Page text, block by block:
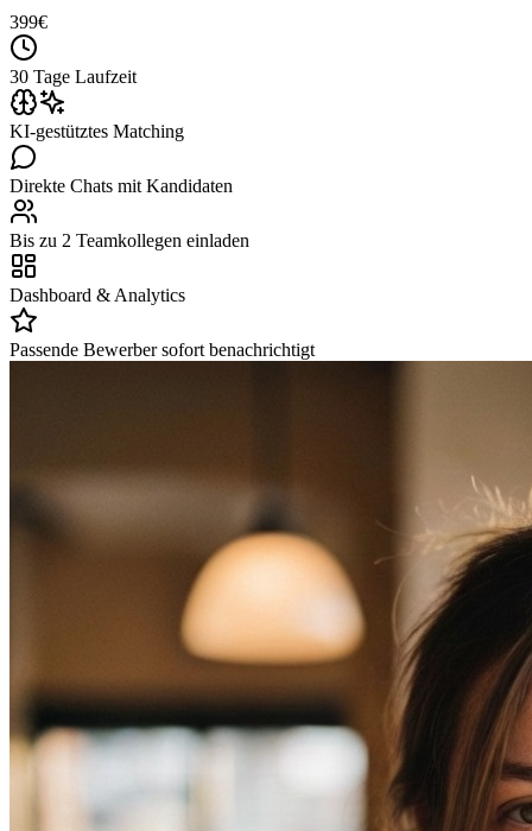
399€
30 Tage Laufzeit
KI-gestütztes Matching
Direkte Chats mit Kandidaten
Bis zu 2 Teamkollegen einladen
Dashboard & Analytics
Passende Bewerber sofort benachrichtigt